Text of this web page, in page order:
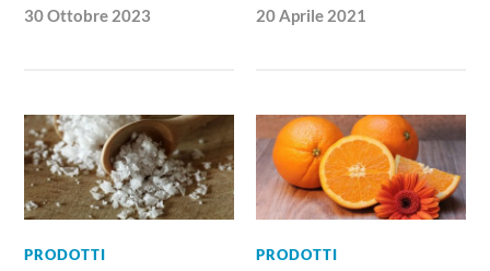
30 Ottobre 2023 20 Aprile 2021
PRODOTTI PRODOTTI